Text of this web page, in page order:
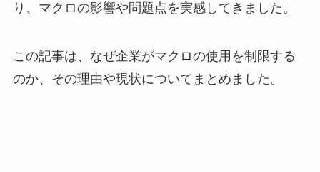
り、マクロの影響や問題点を実感してきました。
この記事は、なぜ企業がマクロの使用を制限する
のか、その理由や現状についてまとめました。